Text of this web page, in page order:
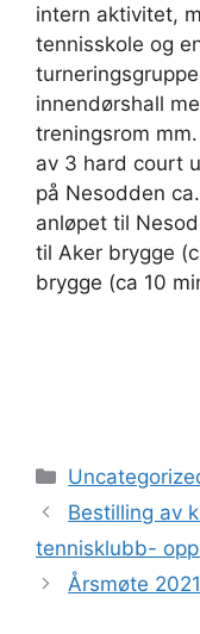
intern aktivitet,
tennisskole og
turneringsgruppe
innendørshall
treningsrom
av 3 hard court
på Nesodden
anløpet til
til Aker brygge (
brygge (ca 10
Kategorier
Bestilling av
tennisklubb-
Årsmøte 2021